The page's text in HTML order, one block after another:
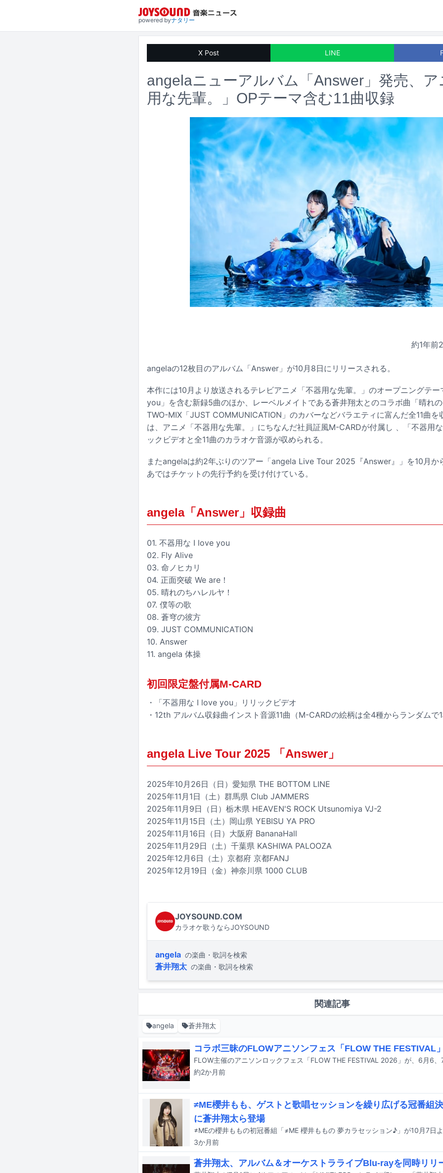
powered byナタリー
X Post LINE
angelaニューアルバム「Answer」発売、ア
用な先輩。」OPテーマ含む11曲収録
約1年前
angelaの12枚目のアルバム「Answer」が10月8日にリリースされる。
本作には10月より放送されるテレビアニメ「不器用な先輩。」のオープニングテ
you」を含む新録5曲のほか、レーベルメイトである蒼井翔太とのコラボ曲「晴れの
TWO-MIX「JUST COMMUNICATION」のカバーなどバラエティに富んだ全11曲を
は、アニメ「不器用な先輩。」にちなんだ社員証風M-CARDが付属し 、「不器用
ックビデオと全11曲のカラオケ音源が収められる。
またangelaは約2年ぶりのツアー「angela Live Tour 2025『Answer』」を10月か
あではチケットの先行予約を受け付けている。
angela「Answer」収録曲
01. 不器用な I love you
02. Fly Alive
03. 命ノヒカリ
04. 正面突破 We are！
05. 晴れのちハレルヤ！
07. 僕等の歌
08. 蒼穹の彼方
09. JUST COMMUNICATION
10. Answer
11. angela 体操
初回限定盤付属M-CARD
・「不器用な I love you」リリックビデオ
・12th アルバム収録曲インスト音源11曲（M-CARDの絵柄は全4種からランダムで1
angela Live Tour 2025 「Answer」
2025年10月26日（日）愛知県 THE BOTTOM LINE
2025年11月1日（土）群馬県 Club JAMMERS
2025年11月9日（日）栃木県 HEAVEN'S ROCK Utsunomiya VJ-2
2025年11月15日（土）岡山県 YEBISU YA PRO
2025年11月16日（日）大阪府 BananaHall
2025年11月29日（土）千葉県 KASHIWA PALOOZA
2025年12月6日（土）京都府 京都FANJ
2025年12月19日（金）神奈川県 1000 CLUB
JOYSOUND.COM
カラオケ歌うならJOYSOUND
angela の楽曲・歌詞を検索
蒼井翔太 の楽曲・歌詞を検索
関連記事
angela 蒼井翔太
コラボ三昧のFLOWアニソンフェス「FLOW THE FESTIVAL
約2か月前
≠ME櫻井もも、ゲストと歌唱セッションを繰り広げる冠番組
に蒼井翔太ら登場
3か月前
蒼井翔太、アルバム＆オーケストラライブBlu-rayを同時リリ